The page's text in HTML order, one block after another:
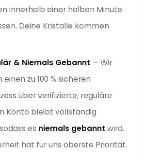
innerhalb einer halben Minute
Deine Kristalle kommen
& Niemals Gebannt — Wir
zu 100 % sicheren
über verifizierte, reguläre
Konto bleibt vollständig
es niemals gebannt wird.
hat für uns oberste Priorität.